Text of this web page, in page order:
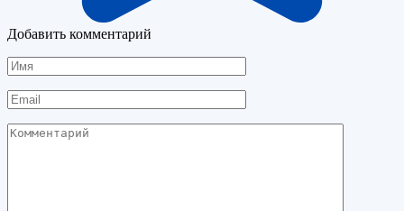
Добавить комментарий
Имя
Email
Комментарий